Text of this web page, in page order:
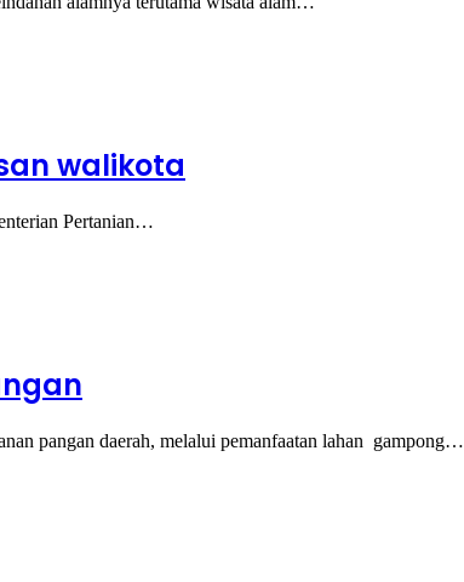
walikota
Pertanian…
pangan daerah, melalui pemanfaatan lahan gampong…